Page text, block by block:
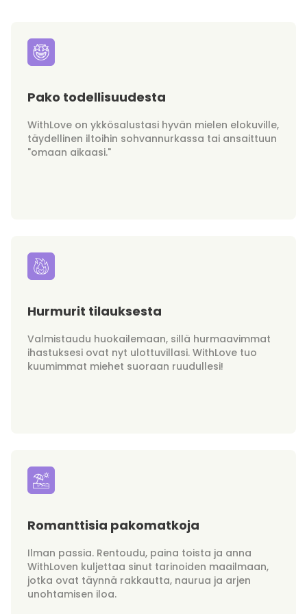
Pako todellisuudesta
WithLove on ykkösalustasi hyvän mielen elokuville,
täydellinen iltoihin sohvannurkassa tai ansaittuun
"omaan aikaasi."
Hurmurit tilauksesta
Valmistaudu huokailemaan, sillä hurmaavimmat
ihastuksesi ovat nyt ulottuvillasi. WithLove tuo
kuumimmat miehet suoraan ruudullesi!
Romanttisia pakomatkoja
Ilman passia. Rentoudu, paina toista ja anna
WithLoven kuljettaa sinut tarinoiden maailmaan,
jotka ovat täynnä rakkautta, naurua ja arjen
unohtamisen iloa.